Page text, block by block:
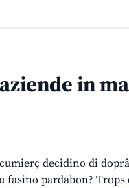
in
decidino di
fasino pardabon?